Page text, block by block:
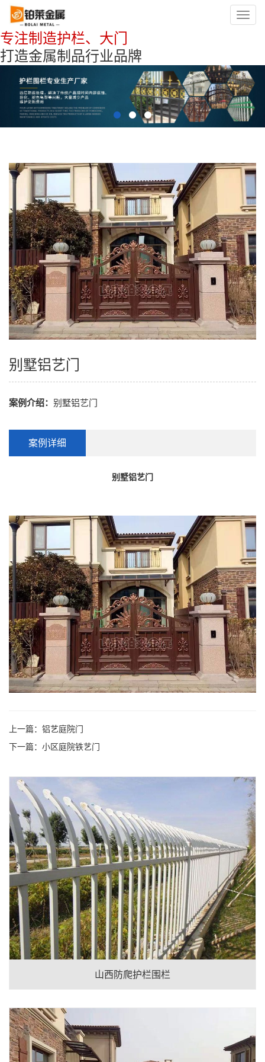
专注制造护栏、大门
打造金属制品行业品牌
别墅铝艺门
案例介绍： 别墅铝艺门
案例详细
别墅铝艺门
上一篇： 铝艺庭院门
下一篇： 小区庭院铁艺门
山西防爬护栏围栏